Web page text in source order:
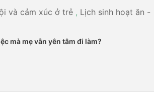
và cảm xúc ở trẻ , Lịch sinh hoạt ăn -
mà mẹ vẫn yên tâm đi làm?